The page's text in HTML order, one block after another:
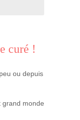
curé !
ou depuis
grand monde